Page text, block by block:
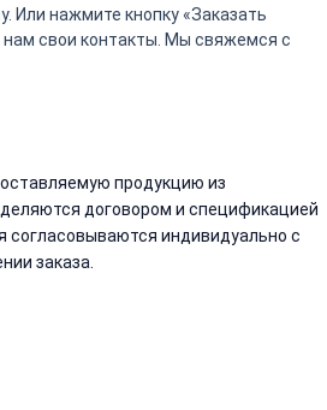
Или нажмите кнопку «Заказать
нам свои контакты. Мы свяжемся с
продукцию из
договором и спецификацией
согласовываются индивидуально с
заказа.